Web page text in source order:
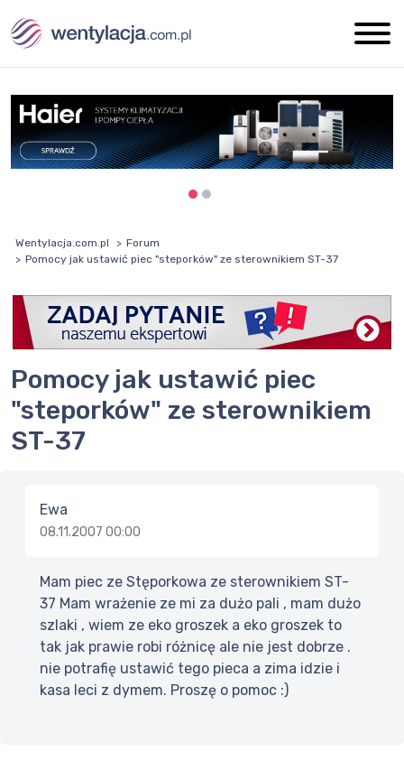
Wentylacja.com.pl
Forum
Pomocy jak ustawić piec "steporków" ze sterownikiem ST-37
Pomocy jak ustawić piec
"steporków" ze sterownikiem
ST-37
Ewa
08.11.2007 00:00
Mam piec ze Stęporkowa ze sterownikiem ST-
37 Mam wrażenie ze mi za dużo pali , mam dużo
szlaki , wiem ze eko groszek a eko groszek to
tak jak prawie robi różnicę ale nie jest dobrze .
nie potrafię ustawić tego pieca a zima idzie i
kasa leci z dymem. Proszę o pomoc :)